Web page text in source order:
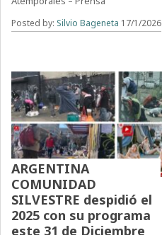
Posted by: Silvio Bageneta 17/1/2026
ARGENTINA
COMUNIDAD
SILVESTRE despidió el
2025 con su programa
este 31 de Diciembre